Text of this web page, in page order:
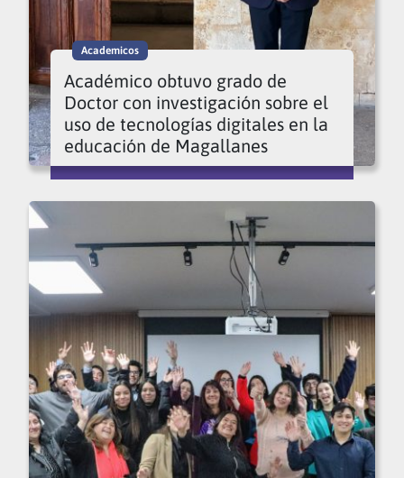
Academicos
Académico obtuvo grado de
Doctor con investigación sobre el
uso de tecnologías digitales en la
educación de Magallanes